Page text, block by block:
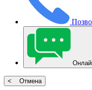
< Отмена